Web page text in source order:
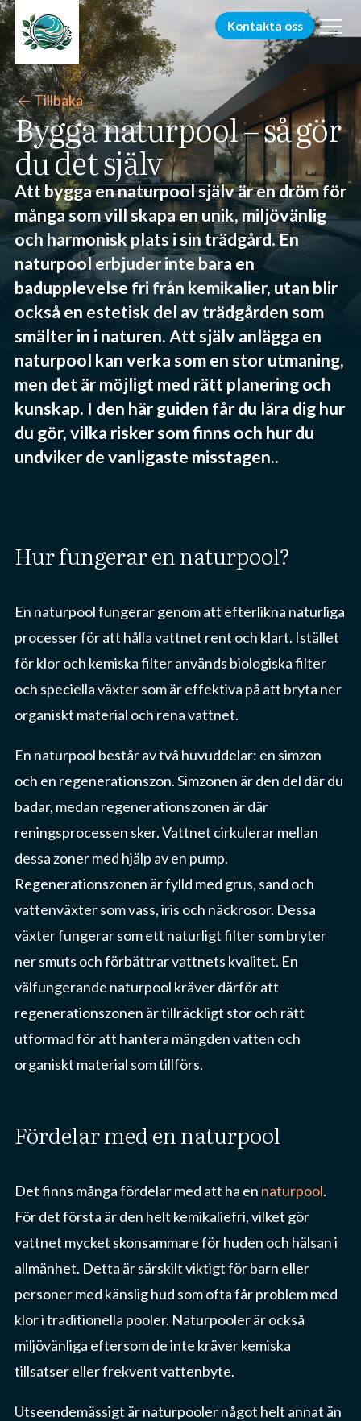
arrow_backTillbaka
Bygga naturpool – så gör
du det själv
Att bygga en naturpool själv är en dröm för
många som vill skapa en unik, miljövänlig
och harmonisk plats i sin trädgård. En
naturpool erbjuder inte bara en
badupplevelse fri från kemikalier, utan blir
också en estetisk del av trädgården som
smälter in i naturen. Att själv anlägga en
naturpool kan verka som en stor utmaning,
men det är möjligt med rätt planering och
kunskap. I den här guiden får du lära dig hur
du gör, vilka risker som finns och hur du
undviker de vanligaste misstagen..
hur fungerar en naturpool?
En naturpool fungerar genom att efterlikna naturliga
processer för att hålla vattnet rent och klart. Istället
för klor och kemiska filter används biologiska filter
och speciella växter som är effektiva på att bryta ner
organiskt material och rena vattnet.
En naturpool består av två huvuddelar: en simzon
och en regenerationszon. Simzonen är den del där du
badar, medan regenerationszonen är där
reningsprocessen sker. Vattnet cirkulerar mellan
dessa zoner med hjälp av en pump.
Regenerationszonen är fylld med grus, sand och
vattenväxter som vass, iris och näckrosor. Dessa
växter fungerar som ett naturligt filter som bryter
ner smuts och förbättrar vattnets kvalitet. En
välfungerande naturpool kräver därför att
regenerationszonen är tillräckligt stor och rätt
utformad för att hantera mängden vatten och
organiskt material som tillförs.
fördelar med en naturpool
Det finns många fördelar med att ha en naturpool.
För det första är den helt kemikaliefri, vilket gör
vattnet mycket skonsammare för huden och hälsan i
allmänhet. Detta är särskilt viktigt för barn eller
personer med känslig hud som ofta får problem med
klor i traditionella pooler. Naturpooler är också
miljövänliga eftersom de inte kräver kemiska
tillsatser eller frekvent vattenbyte.
Utseendemässigt är naturpooler något helt annat än
Kontakta oss menu